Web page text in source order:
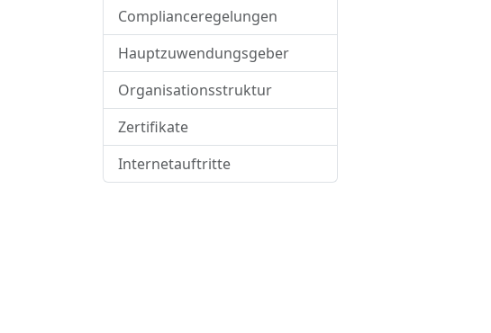
Complianceregelungen
Hauptzuwendungsgeber
Organisationsstruktur
Zertifikate
Internetauftritte